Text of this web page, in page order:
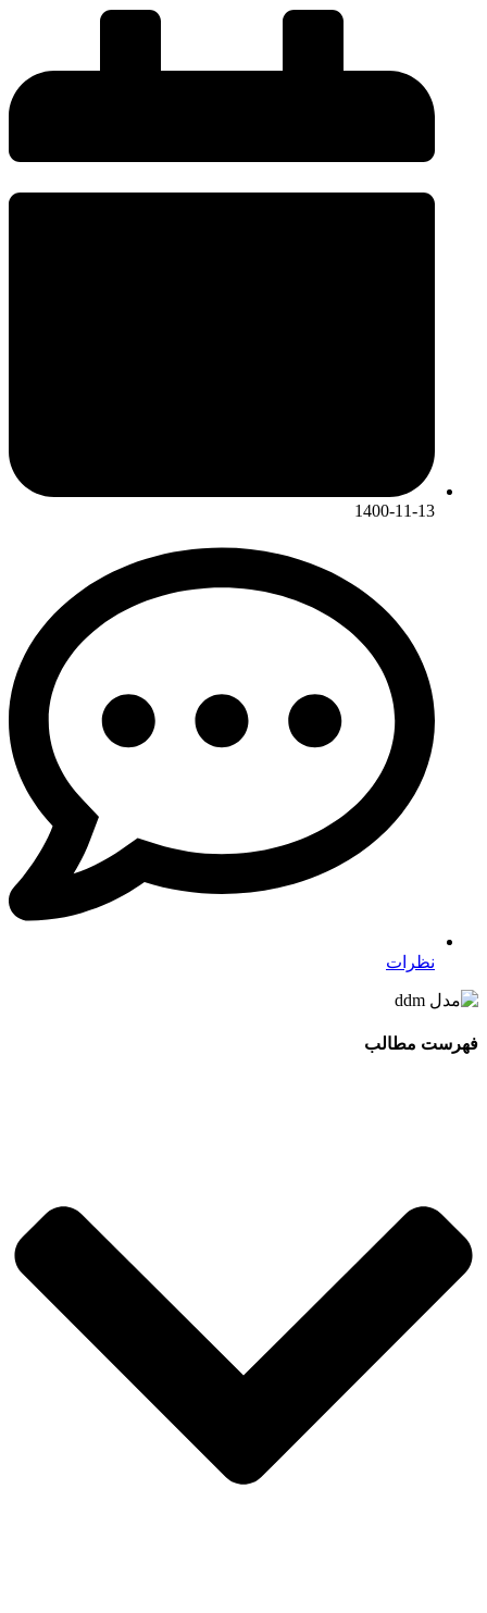
1400-11-13
نظرات
فهرست مطالب